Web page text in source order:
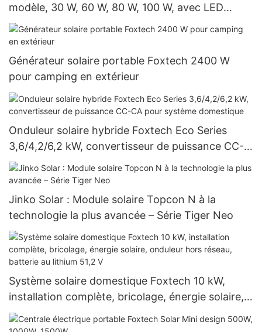
modèle, 30 W, 60 W, 80 W, 100 W, avec LED
intégrée
Générateur solaire portable Foxtech 2400 W
pour camping en extérieur
Onduleur solaire hybride Foxtech Eco Series
3,6/4,2/6,2 kW, convertisseur de puissance CC-
CA pour système domestique
Jinko Solar : Module solaire Topcon N à la
technologie la plus avancée – Série Tiger Neo
Système solaire domestique Foxtech 10 kW,
installation complète, bricolage, énergie solaire,
onduleur hors réseau, batterie au lithium 51,2 V